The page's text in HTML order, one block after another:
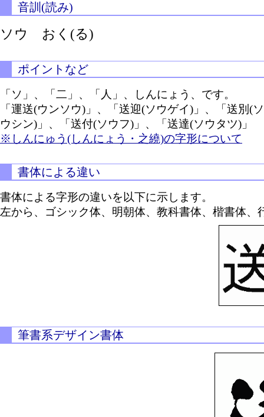
音訓(読み)
ソウ おく(る)
ポイントなど
「ソ」、「二」、「人」、しんにょう、です。
「運送(ウンソウ)」、「送迎(ソウゲイ)」、「送別
ウシン)」、「送付(ソウフ)」、「送達(ソウタツ)」
※しんにゅう(しんにょう・之繞)の字形について
書体による違い
書体による字形の違いを以下に示します。
左から、ゴシック体、明朝体、教科書体、楷書体
筆書系デザイン書体